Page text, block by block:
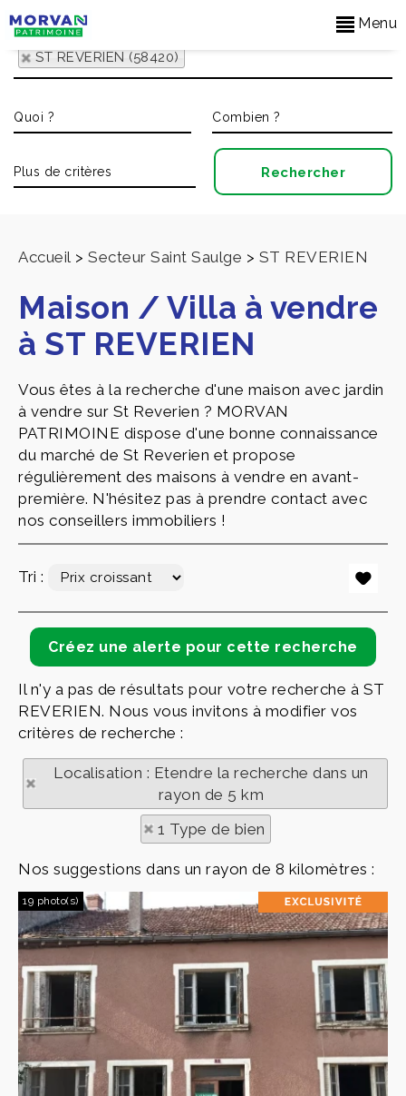
Menu
ST REVERIEN (58420)
Accueil > Secteur Saint Saulge > ST REVERIEN
Maison / Villa à vendre
à ST REVERIEN
Vous êtes à la recherche d'une maison avec jardin
à vendre sur St Reverien ? MORVAN
PATRIMOINE dispose d'une bonne connaissance
du marché de St Reverien et propose
régulièrement des maisons à vendre en avant-
première. N'hésitez pas à prendre contact avec
nos conseillers immobiliers !
Tri :
Il n'y a pas de résultats pour votre recherche à ST
REVERIEN. Nous vous invitons à modifier vos
critères de recherche :
Localisation : Etendre la recherche dans un
rayon de 5 km
1 Type de bien
Nos suggestions dans un rayon de 8 kilomètres :
19 photo(s)